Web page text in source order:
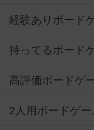
経験ありボード
持ってるボード
高評価ボードゲ
2人用ボードゲ